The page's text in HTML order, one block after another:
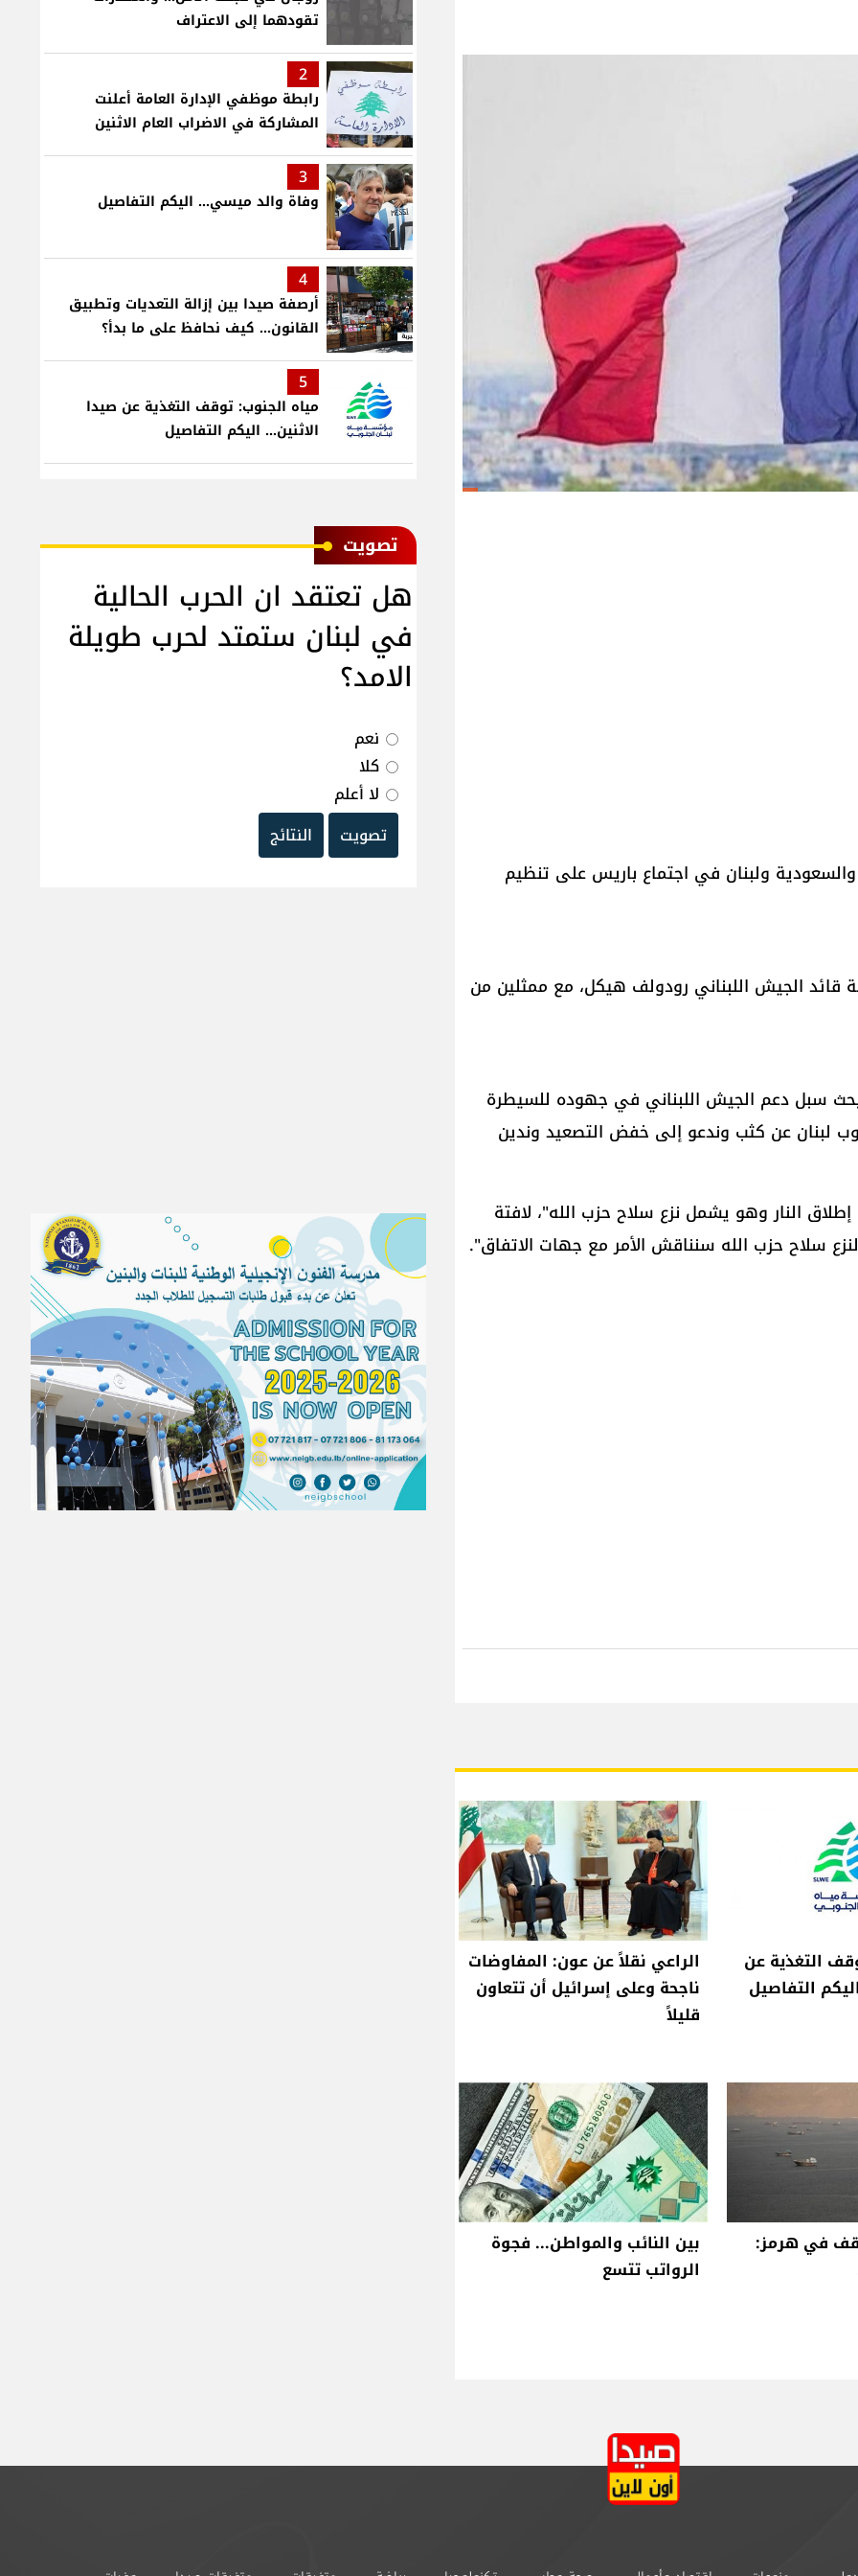
و​السعودية​ و​لبنان​ في اجتماع باريس على تنظيم
قائد الجيش اللبناني رودولف هيكل، مع ممثلين من
بحث سبل دعم الجيش اللبناني في جهوده للسيطرة
لبنان عن كثب وندعو إلى خفض التصعيد وندين
النار وهو يشمل نزع سلاح حزب الله"، لافتة
سلاح حزب الله سنناقش الأمر مع جهات الاتفاق".
التغذية عن
التفاصيل
الراعي نقلاً عن عون: المفاوضات
ناجحة وعلى إسرائيل أن تتعاون
قليلاً
في هرمز:
بين النائب والمواطن... فجوة
الرواتب تتسع
تقودهما إلى الاعتراف
2
رابطة موظفي الإدارة العامة أعلنت
المشاركة في الاضراب العام الاثنين
3
وفاة والد ميسي... اليكم التفاصيل
4
أرصفة صيدا بين إزالة التعديات وتطبيق
القانون... كيف نحافظ على ما بدأ؟
5
مياه الجنوب: توقف التغذية عن صيدا
الاثنين... اليكم التفاصيل
ﺗﺼﻮﻳﺖ
هل تعتقد ان الحرب الحالية
في لبنان ستمتد لحرب طويلة
الامد؟
نعم
كلا
لا أعلم
تصويت
النتائج